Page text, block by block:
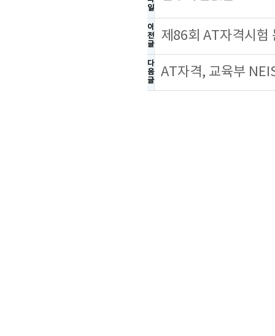
일
이
전
글
제86회 AT자격시험
다
음
글
AT자격, 교육부